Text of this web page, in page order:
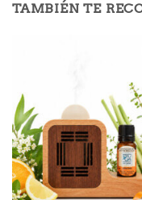
TAMBIÉN TE